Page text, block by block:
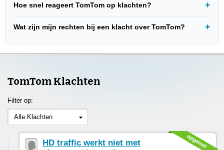
Hoe snel reageert TomTom op klachten?
Wat zijn mijn rechten bij een klacht over TomTom?
TomTom Klachten
Filter op:
Alle Klachten
HD traffic werkt niet met